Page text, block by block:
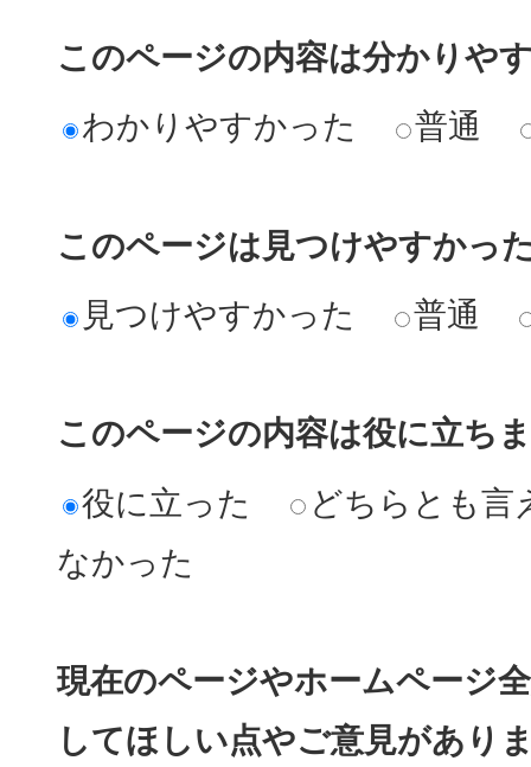
このページの内容は分かりや
わかりやすかった
普通
このページは見つけやすかっ
見つけやすかった
普通
このページの内容は役に立ち
役に立った
どちらとも言
なかった
現在のページやホームページ
してほしい点やご意見があり